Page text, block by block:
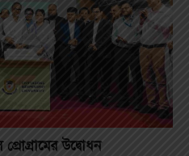
উদ্বোধন